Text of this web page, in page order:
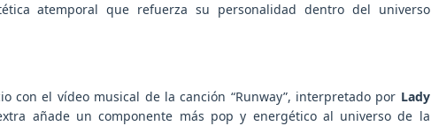
atemporal que refuerza su personalidad dentro del universo
con el vídeo musical de la canción “Runway”, interpretado por Lady
añade un componente más pop y energético al universo de la